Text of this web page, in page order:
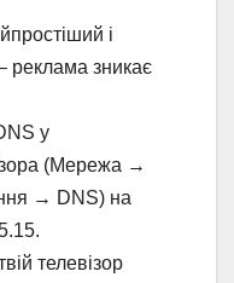
і
реклама зникає
у
(Мережа →
→ DNS) на
телевізор